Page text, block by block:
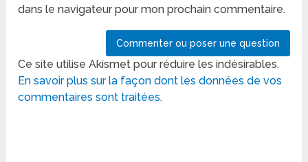
dans le navigateur pour mon prochain commentaire.
Ce site utilise Akismet pour réduire les indésirables.
En savoir plus sur la façon dont les données de vos
commentaires sont traitées.